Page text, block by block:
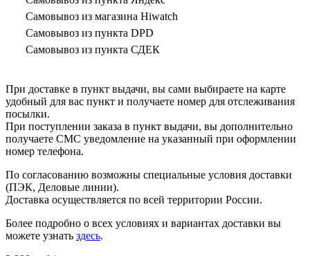
Самовывоз из магазина Hiwatch
Самовывоз из пункта DPD
Самовывоз из пункта СДЕК
При доставке в пункт выдачи, вы сами выбираете на карте
удобный для вас пункт и получаете номер для отслеживания
посылки.
При поступлении заказа в пункт выдачи, вы дополнительно
получаете СМС уведомление на указанный при оформлении
номер телефона.
По согласованию возможны специальные условия доставки
(ПЭК, Деловые линии).
Доставка осуществляется по всей территории России.
Более подробно о всех условиях и вариантах доставки вы
можете узнать здесь.